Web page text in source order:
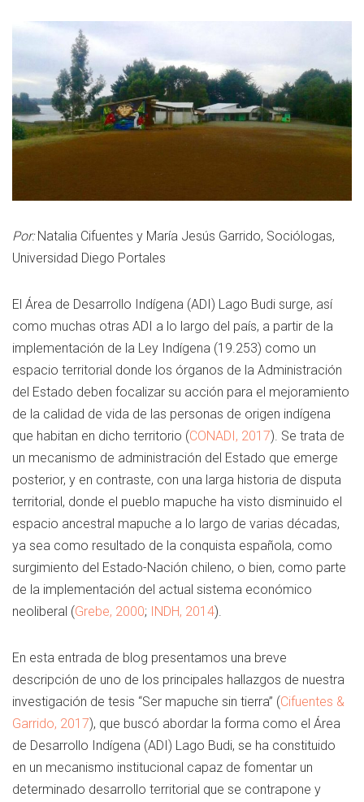
Por:Natalia Cifuentes y María Jesús Garrido, Sociólogas,
Universidad Diego Portales
El Área de Desarrollo Indígena (ADI) Lago Budi surge, así
como muchas otras ADI a lo largo del país, a partir de la
implementación de la Ley Indígena (19.253) como un
espacio territorial donde los órganos de la Administración
del Estado deben focalizar su acción para el mejoramiento
de la calidad de vida de las personas de origen indígena
que habitan en dicho territorio (CONADI, 2017). Se trata de
un mecanismo de administración del Estado que emerge
posterior, y en contraste, con una larga historia de disputa
territorial, donde el pueblo mapuche ha visto disminuido el
espacio ancestral mapuche a lo largo de varias décadas,
ya sea como resultado de la conquista española, como
surgimiento del Estado-Nación chileno, o bien, como parte
de la implementación del actual sistema económico
neoliberal (Grebe, 2000; INDH, 2014).
En esta entrada de blog presentamos una breve
descripción de uno de los principales hallazgos de nuestra
investigación de tesis “Ser mapuche sin tierra” (Cifuentes &
Garrido, 2017), que buscó abordar la forma como el Área
de Desarrollo Indígena (ADI) Lago Budi, se ha constituido
en un mecanismo institucional capaz de fomentar un
determinado desarrollo territorial que se contrapone y